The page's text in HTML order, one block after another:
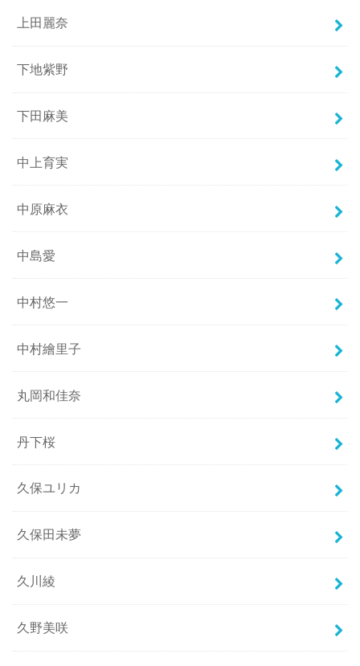
上田麗奈
下地紫野
下田麻美
中上育実
中原麻衣
中島愛
中村悠一
中村繪里子
丸岡和佳奈
丹下桜
久保ユリカ
久保田未夢
久川綾
久野美咲